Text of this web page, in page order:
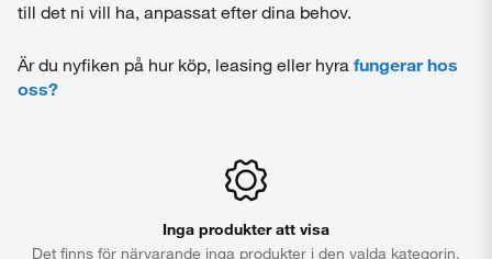
till det ni vill ha, anpassat efter dina behov.
Är du nyfiken på hur köp, leasing eller hyra fungerar hos
oss?
Inga produkter att visa
Det finns för närvarande inga produkter i den valda kategorin.